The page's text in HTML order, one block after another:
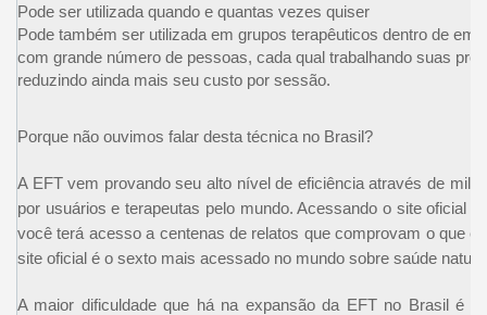
Pode ser utilizada quando e quantas vezes quiser
Pode também ser utilizada em grupos terapêuticos dentro de
com grande número de pessoas, cada qual trabalhando suas
reduzindo ainda mais seu custo por sessão.
Porque não ouvimos falar desta técnica no Brasil?
A EFT vem provando seu alto nível de eficiência através de
por usuários e terapeutas pelo mundo. Acessando o site oficial
você terá acesso a centenas de relatos que comprovam o que
site oficial é o sexto mais acessado no mundo sobre saúde
A maior dificuldade que há na expansão da EFT no Brasil é